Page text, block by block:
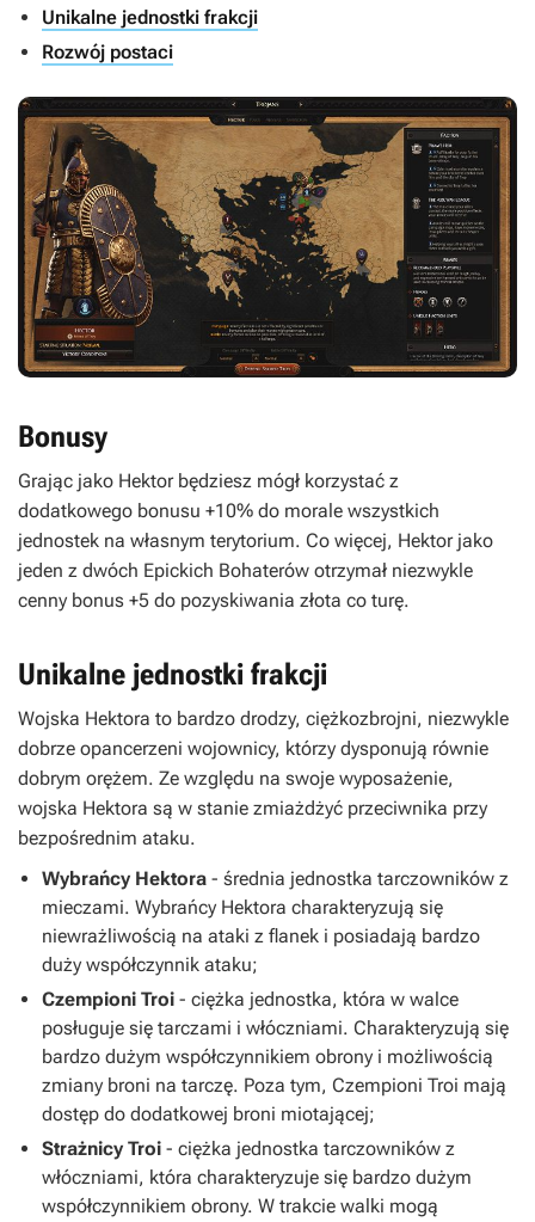
Unikalne jednostki frakcji
Rozwój postaci
Bonusy
Grając jako Hektor będziesz mógł korzystać z
dodatkowego bonusu +10% do morale wszystkich
jednostek na własnym terytorium. Co więcej, Hektor jako
jeden z dwóch Epickich Bohaterów otrzymał niezwykle
cenny bonus +5 do pozyskiwania złota co turę.
Unikalne jednostki frakcji
Wojska Hektora to bardzo drodzy, ciężkozbrojni, niezwykle
dobrze opancerzeni wojownicy, którzy dysponują równie
dobrym orężem. Ze względu na swoje wyposażenie,
wojska Hektora są w stanie zmiażdżyć przeciwnika przy
bezpośrednim ataku.
Wybrańcy Hektora - średnia jednostka tarczowników z
mieczami. Wybrańcy Hektora charakteryzują się
niewrażliwością na ataki z flanek i posiadają bardzo
duży współczynnik ataku;
Czempioni Troi - ciężka jednostka, która w walce
posługuje się tarczami i włóczniami. Charakteryzują się
bardzo dużym współczynnikiem obrony i możliwością
zmiany broni na tarczę. Poza tym, Czempioni Troi mają
dostęp do dodatkowej broni miotającej;
Strażnicy Troi - ciężka jednostka tarczowników z
włóczniami, która charakteryzuje się bardzo dużym
współczynnikiem obrony. W trakcie walki mogą